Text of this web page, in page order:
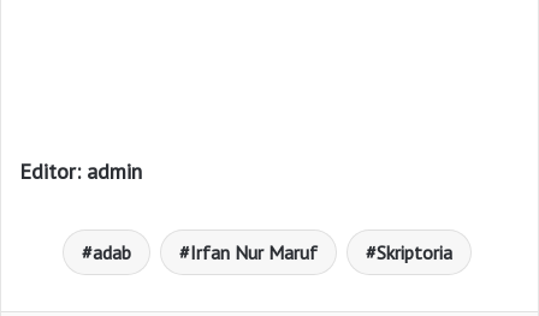
Editor: admin
adab Irfan Nur Maruf Skriptoria